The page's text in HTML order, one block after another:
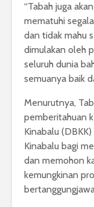
“Tabah juga
mematuhi
dan tidak mahu
dimulakan oleh
seluruh dunia
semuanya baik
Menurutnya,
pemberitahuan
Kinabalu
Kinabalu bagi
dan memohon
kemungkinan